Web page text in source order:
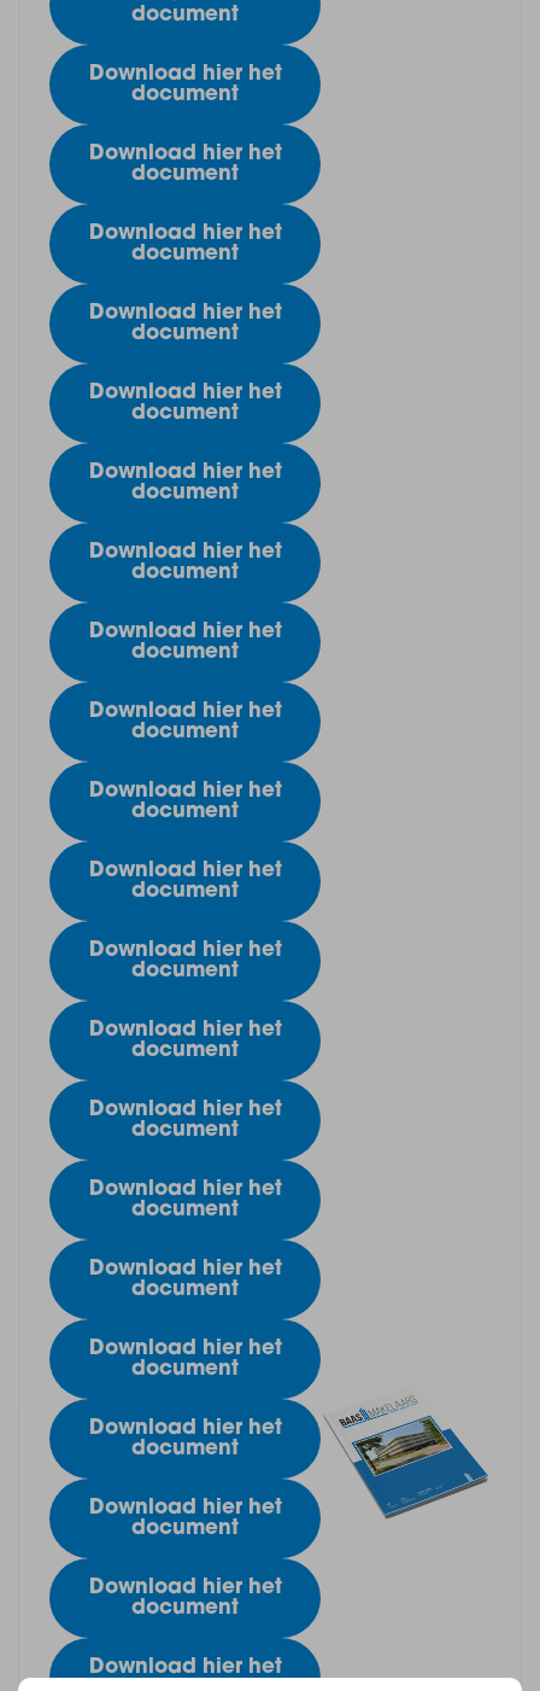
document
Download hier het
document
Download hier het
document
Download hier het
document
Download hier het
document
Download hier het
document
Download hier het
document
Download hier het
document
Download hier het
document
Download hier het
document
Download hier het
document
Download hier het
document
Download hier het
document
Download hier het
document
Download hier het
document
Download hier het
document
Download hier het
document
Download hier het
document
Download hier het
document
Download hier het
document
Download hier het
document
Download hier het